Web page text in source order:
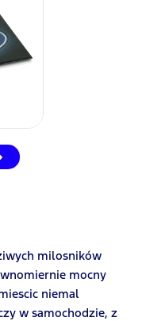
milosników
mocny
niemal
w samochodzie, z